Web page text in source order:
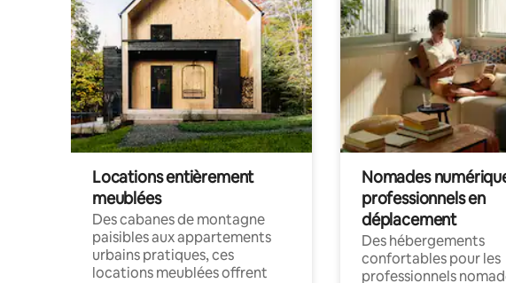
Locations entièrement
meublées
Des cabanes de montagne
paisibles aux appartements
urbains pratiques, ces
locations meublées offrent
Nomades
professionnels en
déplacement
Des hébergements
confortables pour les
professionnels